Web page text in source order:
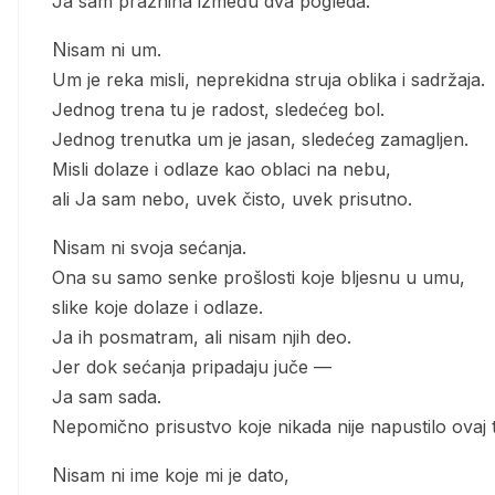
Nisam ni um.
Um je reka misli, neprekidna struja oblika i sadržaja.
Jednog trena tu je radost, sledećeg bol.
Jednog trenutka um je jasan, sledećeg zamagljen.
Misli dolaze i odlaze kao oblaci na nebu,
ali Ja sam nebo, uvek čisto, uvek prisutno.
Nisam ni svoja sećanja.
Ona su samo senke prošlosti koje bljesnu u umu,
slike koje dolaze i odlaze.
Ja ih posmatram, ali nisam njih deo.
Jer dok sećanja pripadaju juče —
Ja sam sada.
Nepomično prisustvo koje nikada nije napustilo ovaj
Nisam ni ime koje mi je dato,